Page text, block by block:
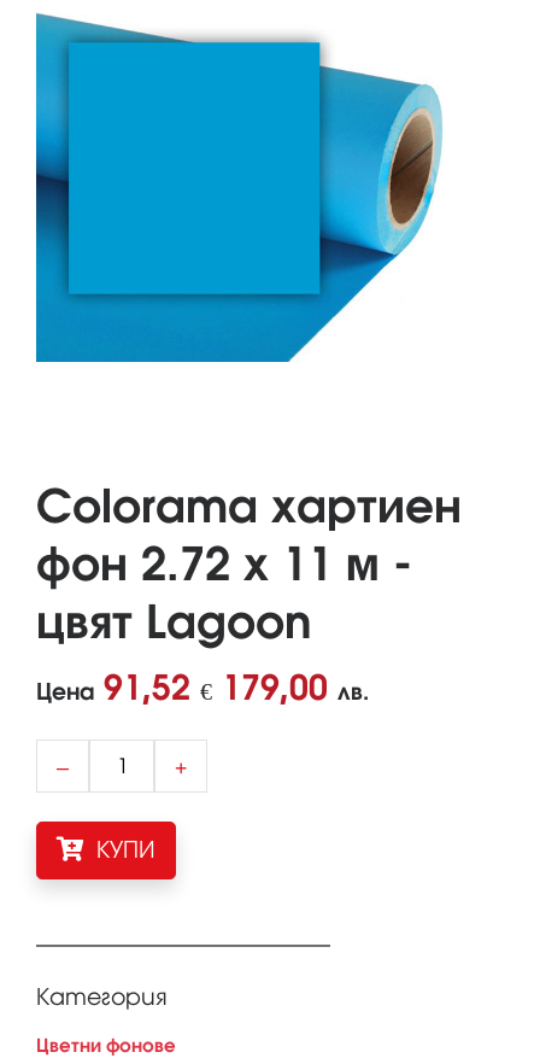
Colorama хартиен
фон 2.72 x 11 м -
цвят Lagoon
Цена 91,52 € 179,00 лв.
– +
КУПИ
Категория
Цветни фонове